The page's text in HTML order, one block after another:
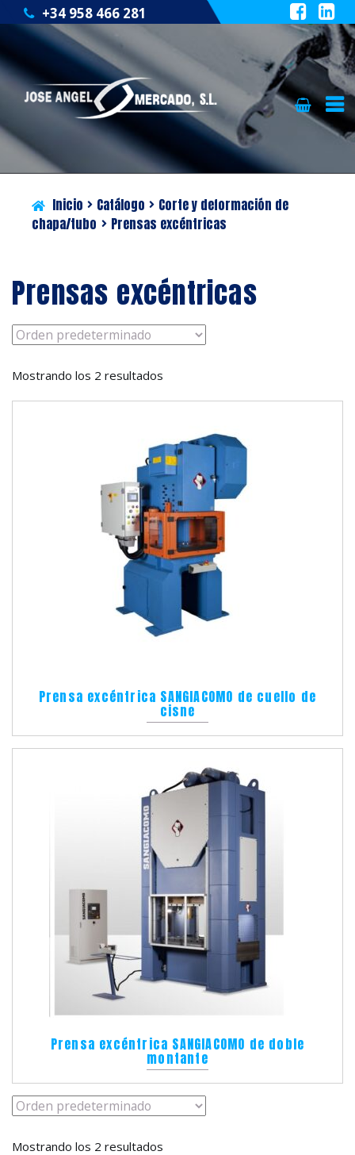
+34 958 466 281
la
contenido
QUIÉNES SOMOS
CATÁLOGO
SERVICIOS
CONTACTO
Inicio Catálogo
Corte y deformación de
chapa/tubo
Prensas excéntricas
Prensas excéntricas
Mostrando los 2 resultados
Prensa excéntrica SANGIACOMO de cuello de
cisne
Prensa excéntrica SANGIACOMO de doble
montante
Mostrando los 2 resultados